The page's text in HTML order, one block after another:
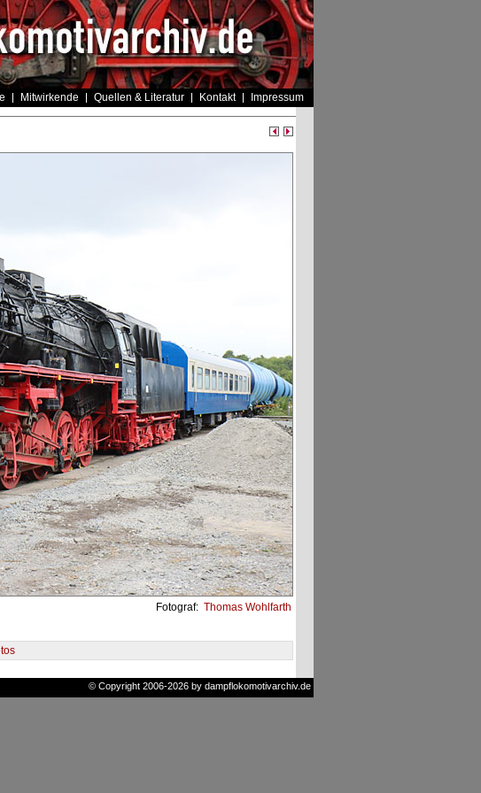
Mitwirkende Quellen & Literatur Kontakt Impressum
Fotograf: Thomas Wohlfarth
© Copyright 2006-2026 by dampflokomotivarchiv.de